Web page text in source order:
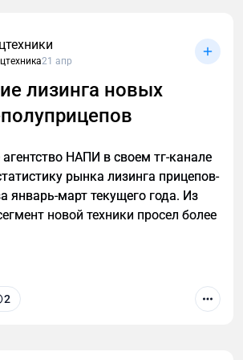
завод" презентовал новинку —
перевозки грузов не
температурных режимов,
стандартами ЕЭК ООН.
21 апр
лизинга новых
НАПИ в своем тг-канале
рынка лизинга прицепов-
январь-март текущего года. Из
новой техники просел более
2